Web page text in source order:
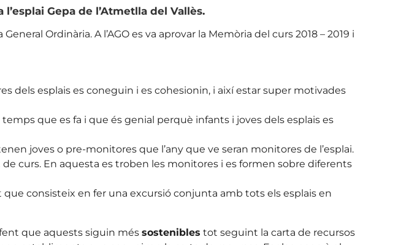
Gepa de l’Atmetlla del Vallès.
Ordinària. A l’AGO es va aprovar la Memòria del curs 2018 – 2019 i
dels esplais es coneguin i es cohesionin, i així estar super motivades
que es fa i que és genial perquè infants i joves dels esplais es
joves o pre-monitores que l’any que ve seran monitores de l’esplai.
curs. En aquesta es troben les monitores i es formen sobre diferents
consisteix en fer una excursió conjunta amb tots els esplais en
que aquests siguin més sostenibles tot seguint la carta de recursos